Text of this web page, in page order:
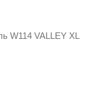
W114 VALLEY XL